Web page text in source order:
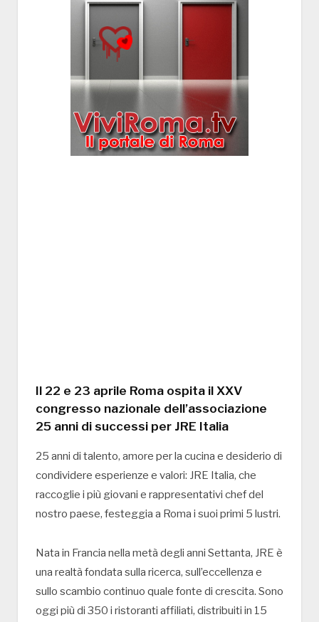
Il 22 e 23 aprile Roma ospita il XXV
congresso nazionale dell’associazione
25 anni di successi per JRE Italia
25 anni di talento, amore per la cucina e desiderio di
condividere esperienze e valori: JRE Italia, che
raccoglie i più giovani e rappresentativi chef del
nostro paese, festeggia a Roma i suoi primi 5 lustri.
Nata in Francia nella metà degli anni Settanta, JRE è
una realtà fondata sulla ricerca, sull’eccellenza e
sullo scambio continuo quale fonte di crescita. Sono
oggi più di 350 i ristoranti affiliati, distribuiti in 15